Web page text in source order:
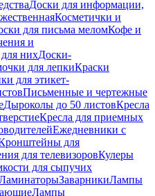
Доски для информации,
Косметички и
для письма меломКофе и
и
нихДоски-
для лепкиКраски
для этикет-
Письменные и чертежные
Дыроколы до 50 листовКресла
Кресла для приемных
Ежедневники с
для
для телевизоровКулеры
для сыпучих
ЗаварникиЛампы
Лампы